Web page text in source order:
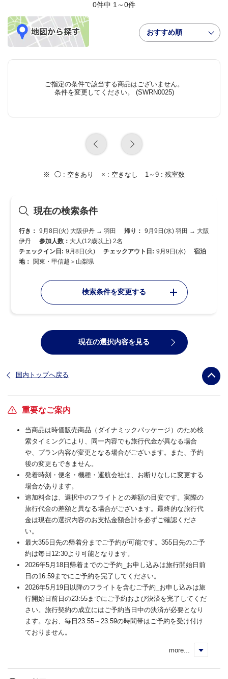
0件中 1～0件
おすすめ順
ご指定の条件で該当する商品はございません。
条件を変更してください。 (SWRN0025)
◯ : 空きあり × : 空きなし 1～9 : 残室数
現在の検索条件
行き： 9月8日(火) 大阪伊丹 → 羽田 帰り： 9月9日(水) 羽田 → 大阪
伊丹
参加人数： 大人(12歳以上) 2名
チェックイン日: 9月8日(火) チェックアウト日: 9月9日(水)
宿泊
地： 関東・甲信越＞山梨県
検索条件を変更する
現在の選択内容を見る
国内トップへ戻る
重要なご案内
当商品は時価販売商品（ダイナミックパッケージ）のため検
索タイミングにより、同一内容でも旅行代金が異なる場合
や、プラン内容が変更となる場合がございます。また、予約
後の変更もできません。
発着時刻・便名・機種・運航会社は、お断りなしに変更する
場合があります。
追加料金は、選択中のフライトとの差額の目安です。実際の
旅行代金の差額と異なる場合がございます。最終的な旅行代
金は現在の選択内容のお支払金額合計を必ずご確認くださ
い。
最大355日先の帰着分までご予約が可能です。355日先のご予
約は毎日12:30より可能となります。
2026年5月18日帰着までのご予約_お申し込みは旅行開始日前
日の16:59までにご予約を完了してください。
2026年5月19日以降のフライトを含むご予約_お申し込みは旅
行開始日前日の23:55までにご予約および決済を完了してくだ
さい。旅行契約の成立にはご予約当日中の決済が必要となり
ます。なお、毎日23:55～23:59の時間帯はご予約を受け付け
ておりません。
more...